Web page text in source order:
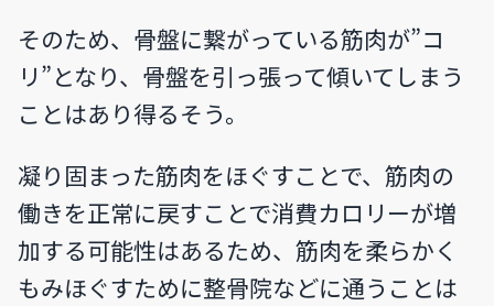
そのため、骨盤に繋がっている筋肉が”コ
リ”となり、骨盤を引っ張って傾いてしまう
ことはあり得るそう。
凝り固まった筋肉をほぐすことで、筋肉の
働きを正常に戻すことで消費カロリーが増
加する可能性はあるため、筋肉を柔らかく
もみほぐすために整骨院などに通うことは